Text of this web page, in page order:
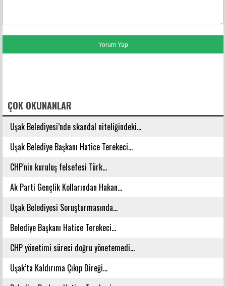
ÇOK OKUNANLAR
Uşak Belediyesi’nde skandal niteliğindeki...
Uşak Belediye Başkanı Hatice Terekeci...
CHP'nin kuruluş felsefesi Türk...
Ak Parti Gençlik Kollarından Hakan...
Uşak Belediyesi Soruşturmasında...
Belediye Başkanı Hatice Terekeci...
CHP yönetimi süreci doğru yönetemedi...
Uşak’ta Kaldırıma Çıkıp Direği...